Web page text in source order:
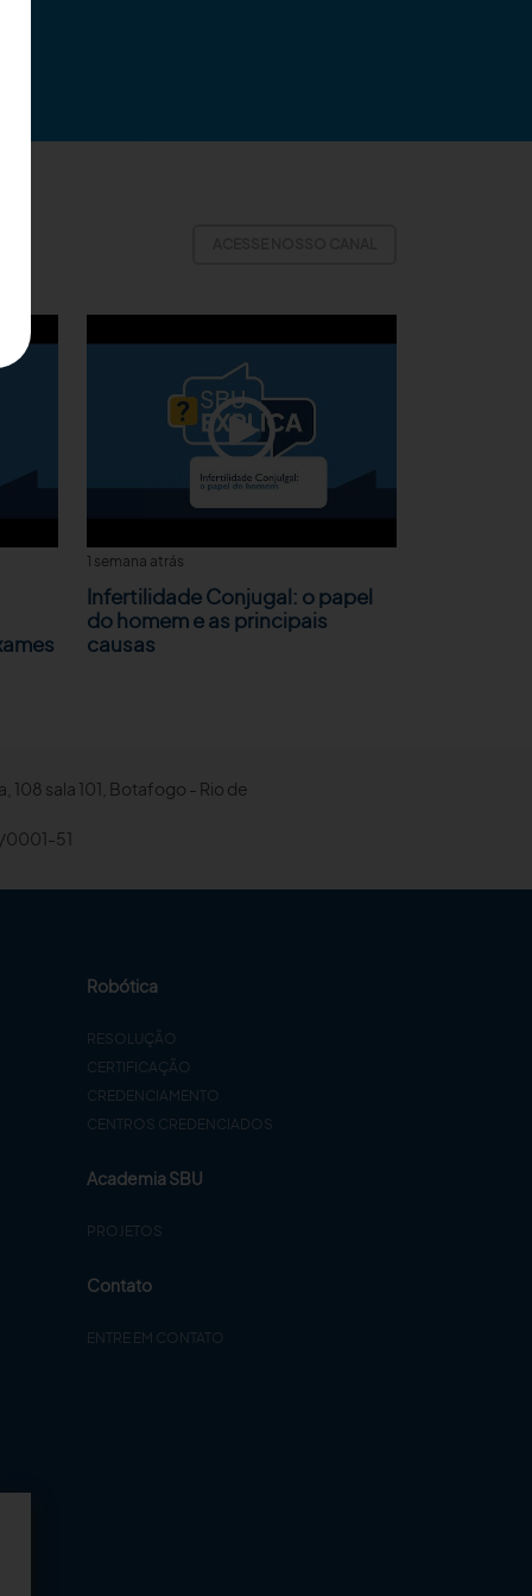
1 semana atrás
Infertilidade Conjugal: o papel
do homem e as principais
causas
108 sala 101, Botafogo - Rio de
0001-51
Robótica
RESOLUÇÃO
CERTIFICAÇÃO
CREDENCIAMENTO
CENTROS CREDENCIADOS
Academia SBU
PROJETOS
Contato
ENTRE EM CONTATO